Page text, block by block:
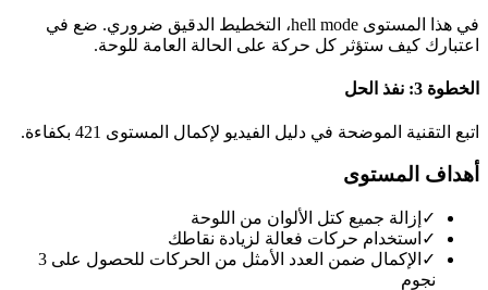
في هذا المستوى hell mode، التخطيط الدقيق ضروري. ضع في
اعتبارك كيف ستؤثر كل حركة على الحالة العامة للوحة.
الخطوة 3: نفذ الحل
اتبع التقنية الموضحة في دليل الفيديو لإكمال المستوى 421 بكفاءة.
أهداف المستوى
✓ إزالة جميع كتل الألوان من اللوحة
✓ استخدام حركات فعالة لزيادة نقاطك
✓
الإكمال ضمن العدد الأمثل من الحركات للحصول على 3
نجوم